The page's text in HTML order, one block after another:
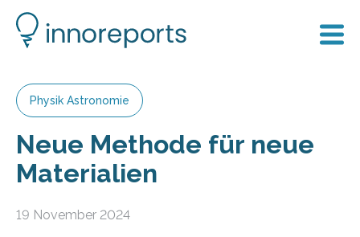
Physik Astronomie
Neue Methode für neue
Materialien
19 November 2024